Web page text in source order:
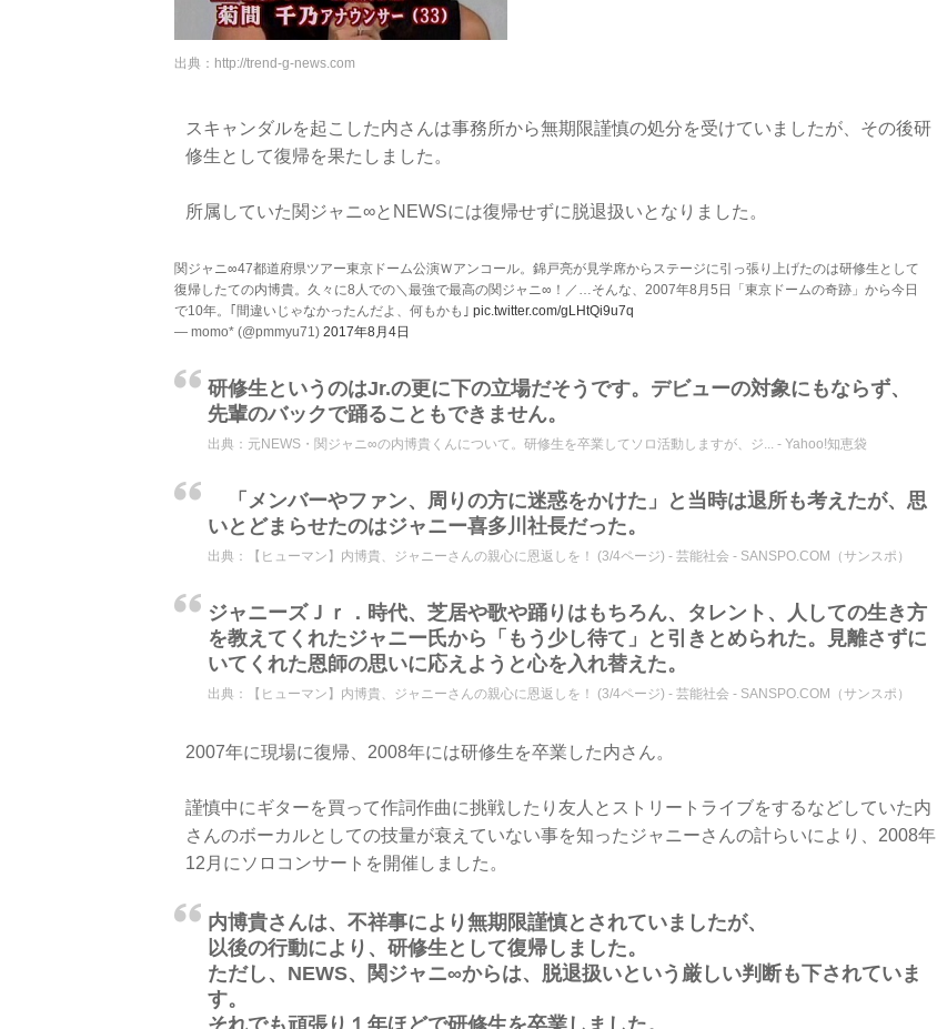
出典： http://trend-g-news.com
スキャンダルを起こした内さんは事務所から無期限謹慎の処分を受けていましたが、その後研
修生として復帰を果たしました。
所属していた関ジャニ∞とNEWSには復帰せずに脱退扱いとなりました。
関ジャニ∞47都道府県ツアー東京ドーム公演Ｗアンコール。錦戸亮が見学席からステージに引っ張り上げたのは研修生として
復帰したての内博貴。久々に8人での＼最強で最高の関ジャニ∞！／…そんな、2007年8月5日「東京ドームの奇跡」から今日
で10年。｢間違いじゃなかったんだよ、何もかも｣ pic.twitter.com/gLHtQi9u7q
— momo* (@pmmyu71) 2017年8月4日
研修生というのはJr.の更に下の立場だそうです。デビューの対象にもならず、
先輩のバックで踊ることもできません。
出典： 元NEWS・関ジャニ∞の内博貴くんについて。研修生を卒業してソロ活動しますが、ジ... - Yahoo!知恵袋
「メンバーやファン、周りの方に迷惑をかけた」と当時は退所も考えたが、思
いとどまらせたのはジャニー喜多川社長だった。
出典： 【ヒューマン】内博貴、ジャニーさんの親心に恩返しを！ (3/4ページ) - 芸能社会 - SANSPO.COM（サンスポ）
ジャニーズＪｒ．時代、芝居や歌や踊りはもちろん、タレント、人しての生き方
を教えてくれたジャニー氏から「もう少し待て」と引きとめられた。見離さずに
いてくれた恩師の思いに応えようと心を入れ替えた。
出典： 【ヒューマン】内博貴、ジャニーさんの親心に恩返しを！ (3/4ページ) - 芸能社会 - SANSPO.COM（サンスポ）
2007年に現場に復帰、2008年には研修生を卒業した内さん。
謹慎中にギターを買って作詞作曲に挑戦したり友人とストリートライブをするなどしていた内
さんのボーカルとしての技量が衰えていない事を知ったジャニーさんの計らいにより、2008年
12月にソロコンサートを開催しました。
内博貴さんは、不祥事により無期限謹慎とされていましたが、
以後の行動により、研修生として復帰しました。
ただし、NEWS、関ジャニ∞からは、脱退扱いという厳しい判断も下されていま
す。